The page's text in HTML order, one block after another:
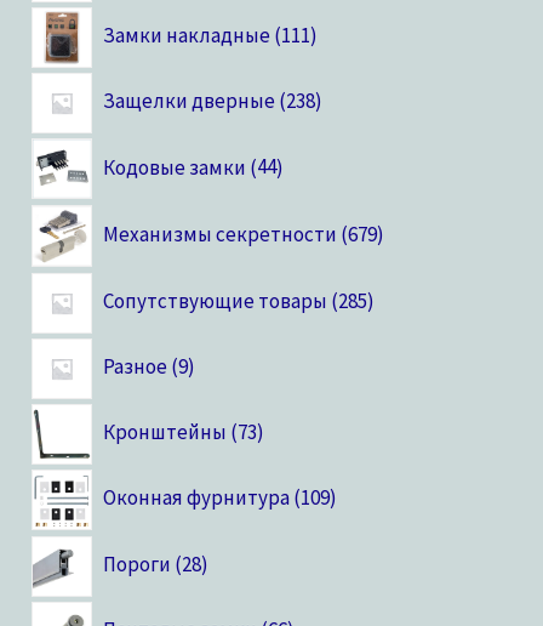
Замки накладные 111
Защелки дверные 238
Кодовые замки 44
Механизмы секретности 679
Сопутствующие товары 285
Разное 9
Кронштейны 73
Оконная фурнитура 109
Пороги 28